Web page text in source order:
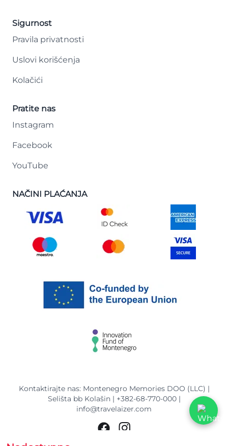
Sigurnost
Pravila privatnosti
Uslovi korišćenja
Kolačići
Pratite nas
Instagram
Facebook
YouTube
NAČINI PLAĆANJA
Kontaktirajte nas: Montenegro Memories DOO (LLC) |
Selišta bb Kolašin | +382-68-770-000|
info@travelaizer.com